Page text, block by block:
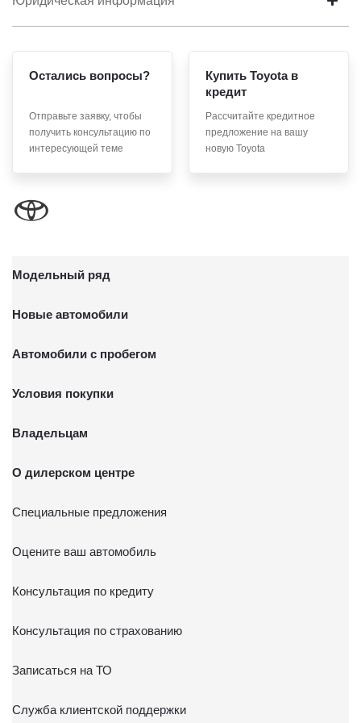
Остались вопросы?
Отправьте заявку, чтобы
получить консультацию по
интересующей теме
Купить Toyota в
кредит
Рассчитайте кредитное
предложение на вашу
новую Toyota
Модельный ряд
Новые автомобили
Автомобили с пробегом
Условия покупки
Владельцам
О дилерском центре
Специальные предложения
Оцените ваш автомобиль
Консультация по кредиту
Консультация по страхованию
Записаться на ТО
Служба клиентской поддержки